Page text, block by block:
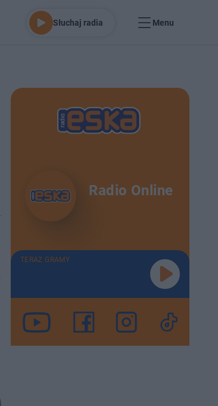
Słuchaj radia Menu
Radio Online
TERAZ GRAMY